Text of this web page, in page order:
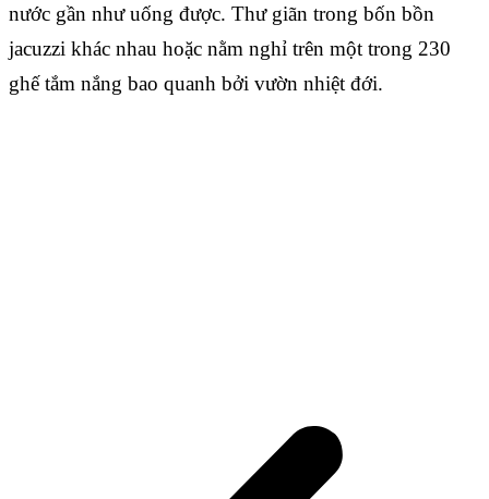
nước gần như uống được. Thư giãn trong bốn bồn
jacuzzi khác nhau hoặc nằm nghỉ trên một trong 230
ghế tắm nắng bao quanh bởi vườn nhiệt đới.